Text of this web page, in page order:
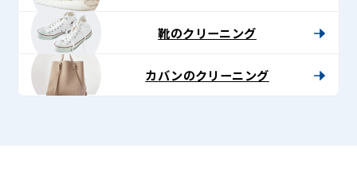
靴のクリーニング
カバンのクリーニング